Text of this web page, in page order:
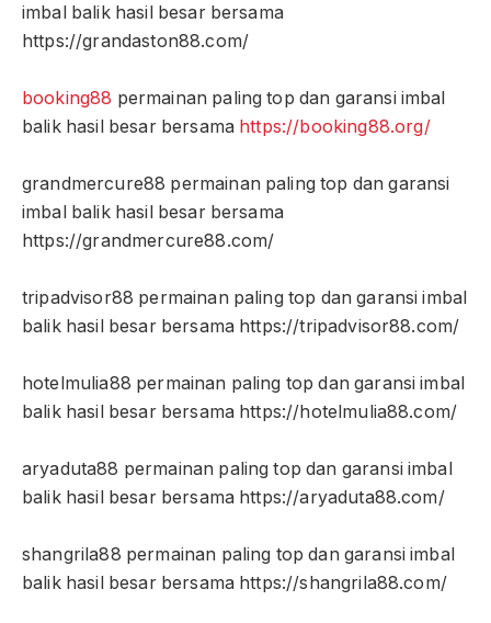
imbal balik hasil besar bersama
https://grandaston88.com/
booking88 permainan paling top dan garansi imbal
balik hasil besar bersama https://booking88.org/
grandmercure88 permainan paling top dan garansi
imbal balik hasil besar bersama
https://grandmercure88.com/
tripadvisor88 permainan paling top dan garansi imbal
balik hasil besar bersama https://tripadvisor88.com/
hotelmulia88 permainan paling top dan garansi imbal
balik hasil besar bersama https://hotelmulia88.com/
aryaduta88 permainan paling top dan garansi imbal
balik hasil besar bersama https://aryaduta88.com/
shangrila88 permainan paling top dan garansi imbal
balik hasil besar bersama https://shangrila88.com/